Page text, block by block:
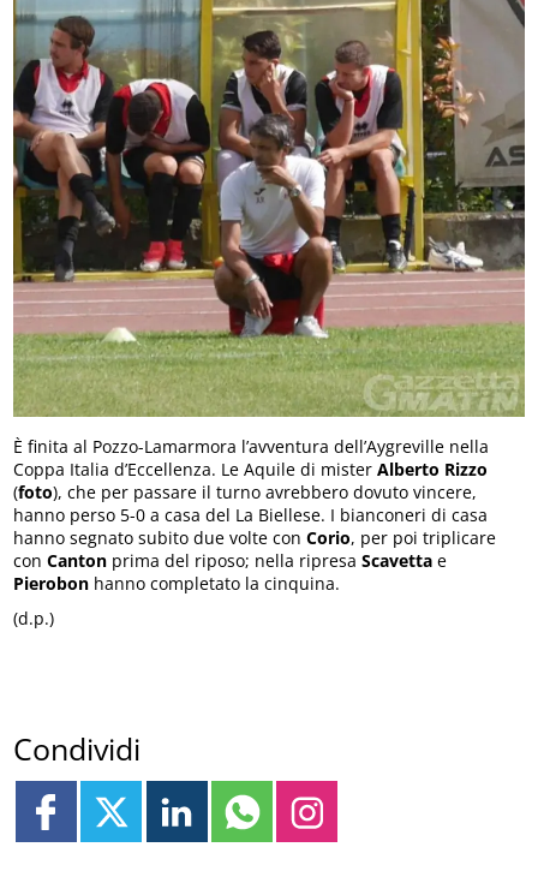
È finita al Pozzo-Lamarmora l’avventura dell’Aygreville nella
Coppa Italia d’Eccellenza. Le Aquile di misterAlberto Rizzo
(foto), che per passare il turno avrebbero dovuto vincere,
hanno perso 5-0 a casa del La Biellese. I bianconeri di casa
hanno segnato subito due volte conCorio, per poi triplicare
conCanton prima del riposo; nella ripresaScavetta e
Pierobon hanno completato la cinquina.
(d.p.)
Condividi